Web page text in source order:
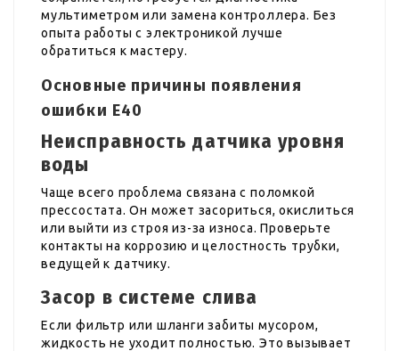
мультиметром или замена контроллера. Без
опыта работы с электроникой лучше
обратиться к мастеру.
Основные причины появления
ошибки E40
Неисправность датчика уровня
воды
Чаще всего проблема связана с поломкой
прессостата. Он может засориться, окислиться
или выйти из строя из-за износа. Проверьте
контакты на коррозию и целостность трубки,
ведущей к датчику.
Засор в системе слива
Если фильтр или шланги забиты мусором,
жидкость не уходит полностью. Это вызывает